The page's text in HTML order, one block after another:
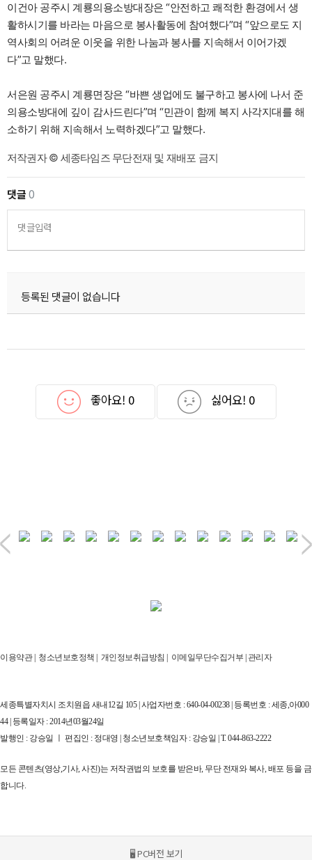
이건아 공주시 계룡의용소방대장은 “안전하고 쾌적한 환경에서 생
활하시기를 바라는 마음으로 봉사활동에 참여했다”며 “앞으로도 지
역사회의 어려운 이웃을 위한 나눔과 봉사를 지속해서 이어가겠
다”고 말했다.
서은원 공주시 계룡면장은 “바쁜 생업에도 불구하고 봉사에 나서 준
의용소방대에 깊이 감사드린다”며 “민관이 함께 복지 사각지대를 해
소하기 위해 지속해서 노력하겠다”고 말했다.
저작권자 © 세종타임즈 무단전재 및 재배포 금지
댓글0
댓글입력
등록된 댓글이 없습니다
좋아요! 0 싫어요! 0
이용약관| 청소년보호정책 | 개인정보취급방침 | 이메일무단수집거부 | 관리자
세종특별자치시 조치원읍 새내12길 105 | 사업자번호 : 640-04-00238 | 등록번호 : 세종,아000
44 | 등록일자 : 2014년03월24일
발행인 : 강승일 ㅣ 편집인 : 정대영 | 청소년보호책임자 : 강승일 | T. 044-863-2222
모든 콘텐츠(영상,기사, 사진)는 저작권법의 보호를 받은바, 무단 전재와 복사, 배포 등을 금
합니다.
🖥 PC버전 보기